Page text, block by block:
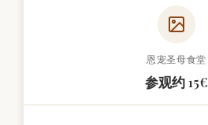
恩宠圣母食堂
参观约 15€